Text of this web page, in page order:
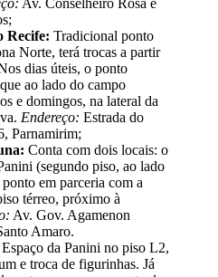
Recife: Tradicional ponto
Norte, terá trocas a partir
dias úteis, o ponto
ao lado do campo
e domingos, na lateral da
Endereço: Estrada do
Parnamirim;
Conta com dois locais: o
(segundo piso, ao lado
em parceria com a
térreo, próximo à
Av. Gov. Agamenon
Amaro.
Espaço da Panini no piso L2,
e troca de figurinhas. Já